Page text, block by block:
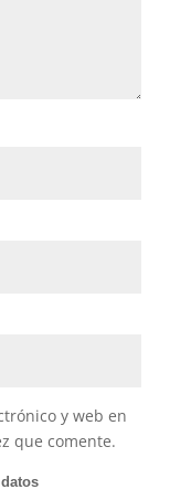
y web en
que comente.